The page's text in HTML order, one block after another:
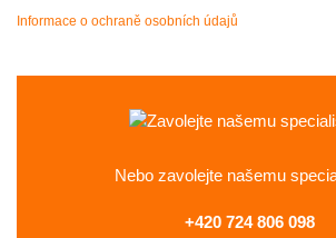
Informace o ochraně osobních údajů
Nebo zavolejte našemu
+420 724 806 098